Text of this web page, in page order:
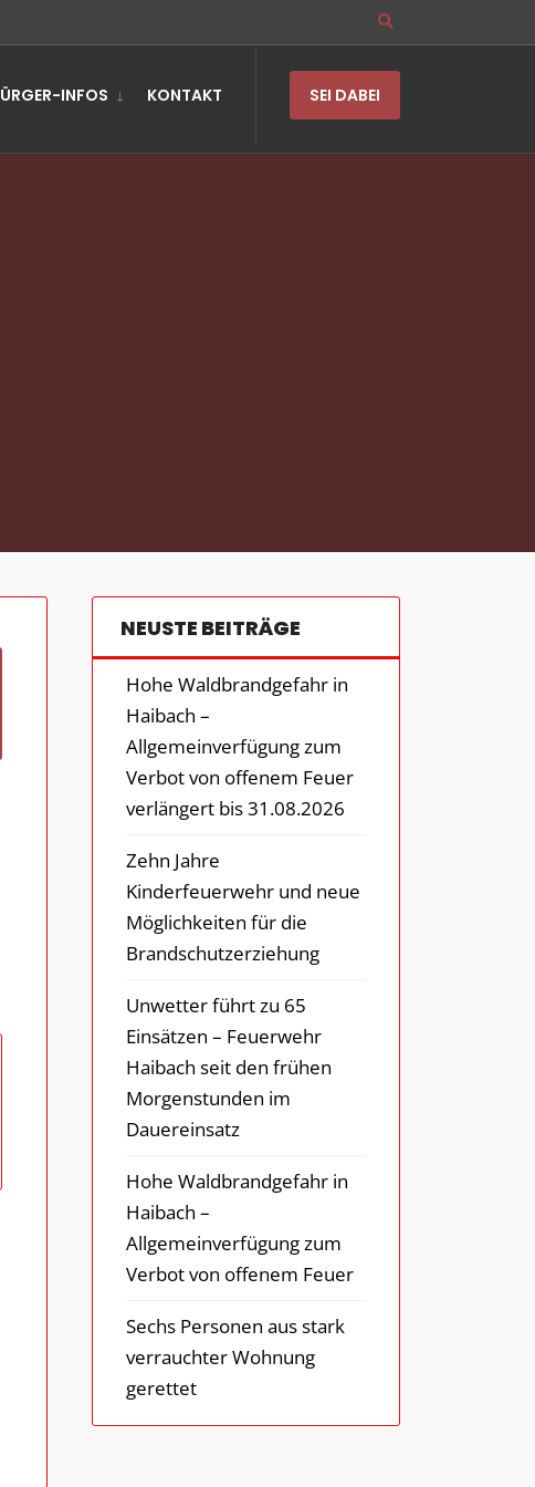
INFOS KONTAKT SEI DABEI
NEUSTE BEITRÄGE
Hohe Waldbrandgefahr in
Haibach –
Allgemeinverfügung zum
Verbot von offenem Feuer
verlängert bis 31.08.2026
Zehn Jahre
Kinderfeuerwehr und neue
Möglichkeiten für die
Brandschutzerziehung
Unwetter führt zu 65
Einsätzen – Feuerwehr
Haibach seit den frühen
Morgenstunden im
Dauereinsatz
Hohe Waldbrandgefahr in
Haibach –
Allgemeinverfügung zum
Verbot von offenem Feuer
Sechs Personen aus stark
verrauchter Wohnung
gerettet